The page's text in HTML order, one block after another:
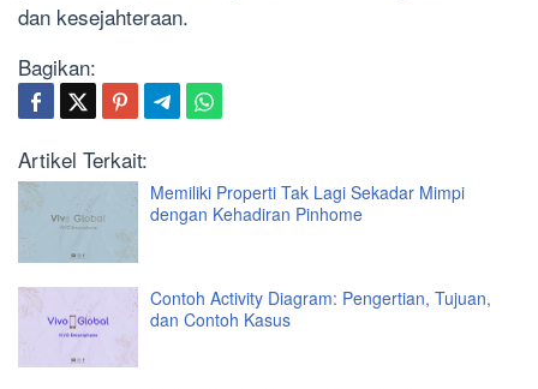
dan kesejahteraan.
Bagikan:
Artikel Terkait:
Memiliki Properti Tak Lagi Sekadar Mimpi
dengan Kehadiran Pinhome
Contoh Activity Diagram: Pengertian, Tujuan,
dan Contoh Kasus